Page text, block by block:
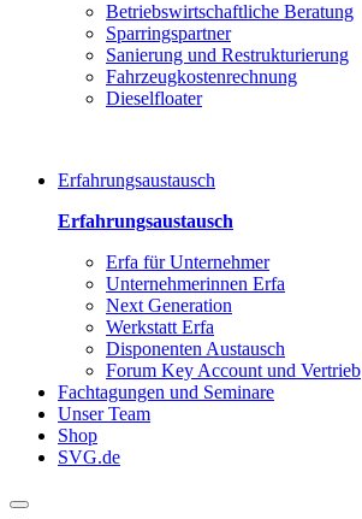
Betriebswirtschaftliche Beratung
Sparringspartner
Sanierung und Restrukturierung
Fahrzeugkostenrechnung
Dieselfloater
Erfahrungsaustausch
Erfahrungsaustausch
Erfa für Unternehmer
Unternehmerinnen Erfa
Next Generation
Werkstatt Erfa
Disponenten Austausch
Forum Key Account und Vertrieb
Fachtagungen und Seminare
Unser Team
Shop
SVG.de